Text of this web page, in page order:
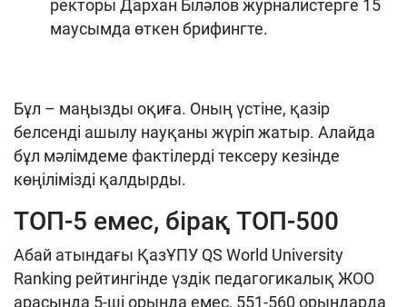
ректоры Дархан Біләлов журналистерге 15
маусымда өткен брифингте.
Бұл – маңызды оқиға. Оның үстіне, қазір
белсенді ашылу науқаны жүріп жатыр. Алайда
бұл мәлімдеме фактілерді тексеру кезінде
көңілімізді қалдырды.
ТОП-5 емес, бірақ ТОП-500
Абай атындағы ҚазҰПУ QS World University
Ranking рейтингінде үздік педагогикалық ЖОО
арасында 5-ші орында емес, 551-560 орындарда